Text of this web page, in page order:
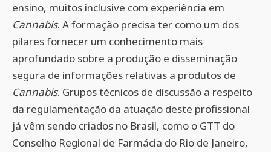
ensino, muitos inclusive com experiência em
Cannabis. A formação precisa ter como um dos
pilares fornecer um conhecimento mais
aprofundado sobre a produção e disseminação
segura de informações relativas a produtos de
Cannabis. Grupos técnicos de discussão a respeito
da regulamentação da atuação deste profissional
já vêm sendo criados no Brasil, como o GTT do
Conselho Regional de Farmácia do Rio de Janeiro,